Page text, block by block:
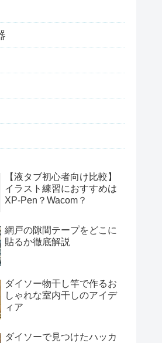
【液タブ初心者向け比較】
イラスト練習におすすめは
XP-Pen？Wacom？
網戸の隙間テープをどこに
貼るか徹底解説
ダイソー物干し竿で作るお
しゃれな室内干しのアイデ
ィア
ダイソーで見つけたハッカ